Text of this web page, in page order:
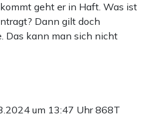
geht er in Haft. Was ist
Dann gilt doch
Das kann man sich nicht
um 13:47 Uhr868T